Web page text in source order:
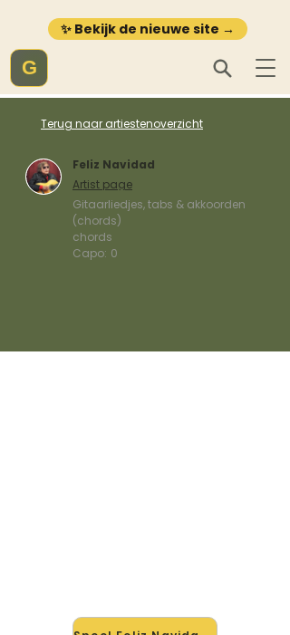
✨ Bekijk de nieuwe site →
G
Terug naar artiestenoverzicht
Feliz Navidad
Artist page
Gitaarliedjes, tabs & akkoorden
(chords)
chords
Capo: 0